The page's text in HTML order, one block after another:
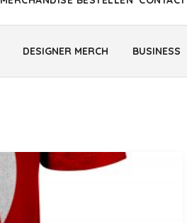
DESIGNER MERCH BUSINESS